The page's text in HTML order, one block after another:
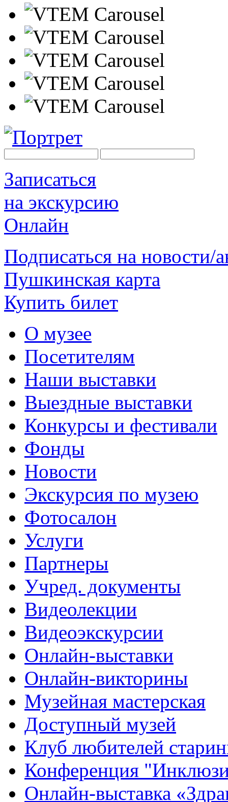
Записаться
на экскурсию
Онлайн
Подписаться на новости/
Пушкинская карта
Купить билет
О музее
Посетителям
Наши выставки
Выездные выставки
Конкурсы и фестивали
Фонды
Новости
Экскурсия по музею
Фотосалон
Услуги
Партнеры
Учред. документы
Видеолекции
Видеоэкскурсии
Онлайн-выставки
Онлайн-викторины
Музейная мастерская
Доступный музей
Клуб любителей
Конференция
Онлайн-выставка